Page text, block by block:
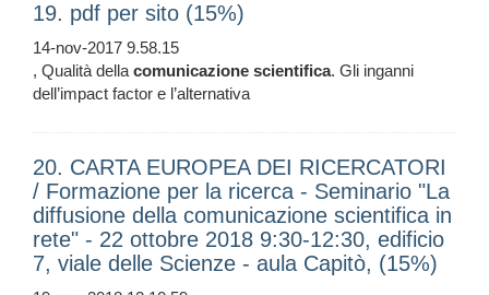
19. pdf per sito (15%)
14-nov-2017 9.58.15
, Qualità dellacomunicazione scientifica. Gli inganni
dell’impact factor e l’alternativa
20. CARTA EUROPEA DEI RICERCATORI
/ Formazione per la ricerca - Seminario "La
diffusione della comunicazione scientifica in
rete" - 22 ottobre 2018 9:30-12:30, edificio
7, viale delle Scienze - aula Capitò, (15%)